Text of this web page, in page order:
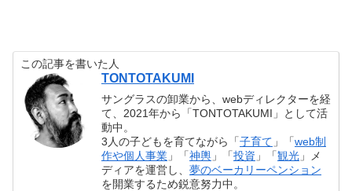
この記事を書いた人
TONTOTAKUMI
サングラスの卸業から、webディレクターを経
て、2021年から「TONTOTAKUMI」として活
動中。
3人の子どもを育てながら「子育て 」「web制
作や個人事業 」「神輿 」「投資 」「観光 」メ
ディアを運営し、夢のベーカリーペンション
を開業するため鋭意努力中。